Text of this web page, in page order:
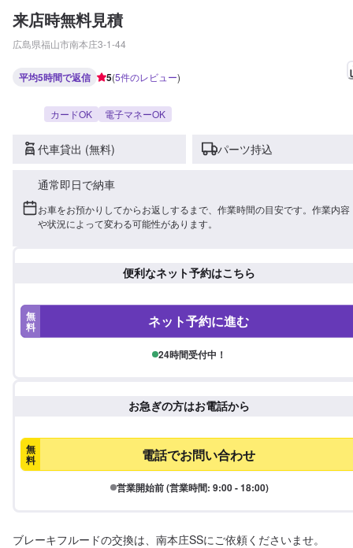
来店時無料見積
広島県福山市南本庄3-1-44
平均5時間で返信 5(5件のレビュー)
カードOK 電子マネーOK
代車貸出 (無料) パーツ持込
通常即日で納車
お車をお預かりしてからお返しするまで、作業時間の目安です。作業内容
や状況によって変わる可能性があります。
便利なネット予約はこちら
無
料 ネット予約に進む
24時間受付中！
お急ぎの方はお電話から
無
料 電話でお問い合わせ
営業開始前 (営業時間: 9:00 - 18:00)
ブレーキフルードの交換は、南本庄SSにご依頼くださいませ。